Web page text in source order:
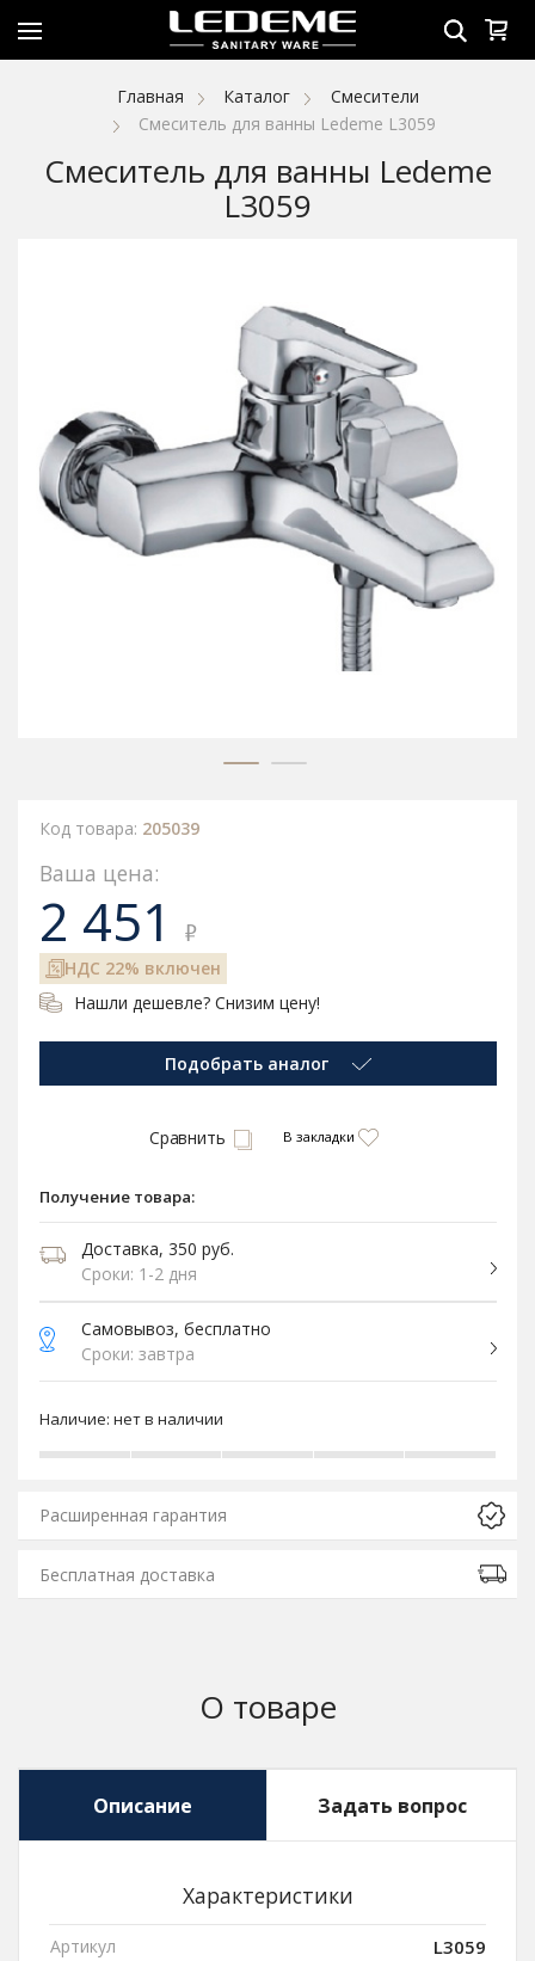
Главная Каталог
Смесители
Смеситель для ванны Ledeme L3059
Смеситель для ванны Ledeme
L3059
Код товара: 205039
Ваша цена:
2 451 ₽
НДС 22% включен
Нашли дешевле? Снизим цену!
Подобрать аналог
Сравнить В закладки
Получение товара:
Доставка, 350 руб.
Сроки: 1-2 дня
Самовывоз, бесплатно
Сроки: завтра
Наличие: нет в наличии
Расширенная гарантия
Бесплатная доставка
О товаре
Описание Задать вопрос
Характеристики
Артикул L3059